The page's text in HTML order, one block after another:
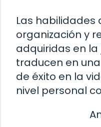
Las habilidades
organización y
adquiridas en la
traducen en
de éxito en la
nivel personal